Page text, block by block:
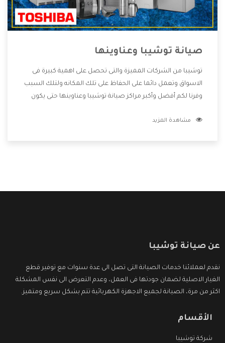
صيانة توشيبا وعناوينها
توشيبا من الشركات المميزة والتى تحصل على اهمية كبيرة فى
الاسواق وتعمل دائما على الحفاظ على تلك المكانه ولتلك السبب
وفرنا لكم أفضل وأكبر مراكز صيانة توشيبا وعناوينها حتى يكون
دون اى ازعاج كما أننا نهتم بكل ما يحتاجه المستهلك لكى نحافظ
مشاهدة المزيد
عن صيانة توشيبا
نقدم لعملائنا خدمات الصيانة التى تصل الى عدة سنوات مع توفير قطع
الغيار الاصلية لضمان جودتها فى العمل، وعدم التعرض الى نفس المشكلة
اكثر من مرة، الصيانة لجميع الاجهزة الكهربائية تتم بشكل سريع ومتميز.
الأقسام
شركة توشيبا